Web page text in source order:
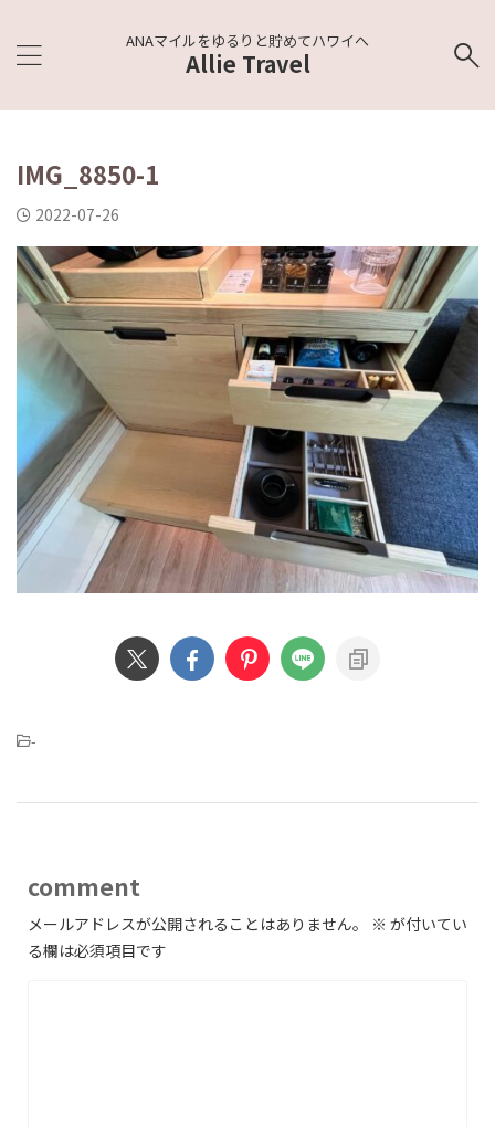
ANAマイルをゆるりと貯めてハワイへ
Allie Travel
IMG_8850-1
2022-07-26
-
comment
メールアドレスが公開されることはありません。 ※ が付いてい
る欄は必須項目です